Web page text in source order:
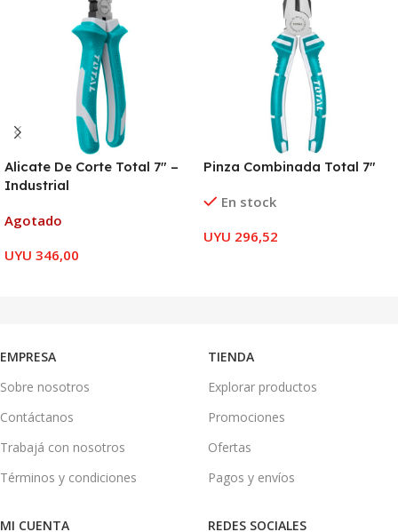
Alicate De Corte Total 7″ –
Industrial
Agotado
UYU 346,00
Pinza Combinada Total 7″
En stock
UYU 296,52
EMPRESA
Sobre nosotros
Contáctanos
Trabajá con nosotros
Términos y condiciones
TIENDA
Explorar productos
Promociones
Ofertas
Pagos y envíos
MI CUENTA REDES SOCIALES